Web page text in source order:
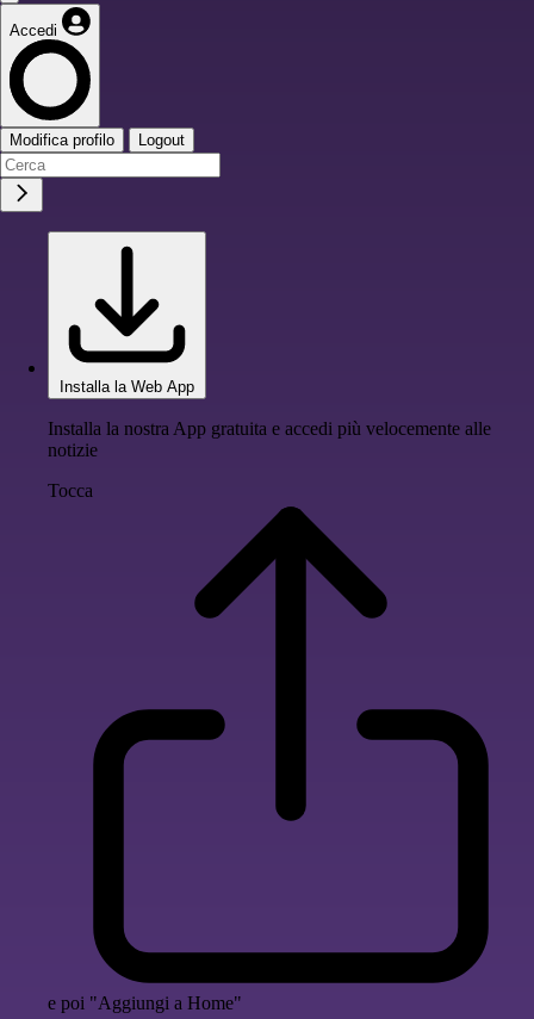
Accedi
Modifica profilo Logout
Installa la Web App
Installa la nostra App gratuita e accedi più velocemente alle
notizie
Tocca
e poi "Aggiungi a Home"